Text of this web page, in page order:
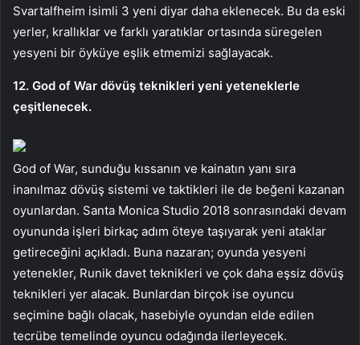
Svartalfheim isimli 3 yeni diyar daha eklenecek. Bu da eski
yerler, krallıklar ve farklı yaratıklar ortasında süregelen
yesyeni bir öyküye eşlik etmemizi sağlayacak.
12. God of War dövüş teknikleri yeni yeteneklerle
çeşitlenecek.
God of War, sunduğu kıssanın ve kainatın yanı sıra
inanılmaz dövüş sistemi ve taktikleri ile de beğeni kazanan
oyunlardan. Santa Monica Studio 2018 sonrasındaki devam
oyununda işleri birkaç adım öteye taşıyarak yeni ataklar
getireceğini açıkladı. Buna nazaran; oyunda yesyeni
yetenekler, Runik davet teknikleri ve çok daha eşsiz dövüş
teknikleri yer alacak. Bunlardan birçok ise oyuncu
seçimine bağlı olacak, hasebiyle oyundan elde edilen
tecrübe temelinde oyuncu odağında ilerleyecek.